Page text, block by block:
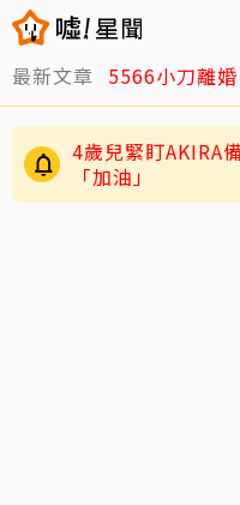
最新文章 5566小刀離婚
29歲男偶像「寵
呼籲遵守法規